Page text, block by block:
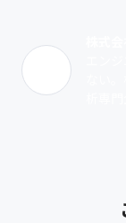
わせたスキルが身に
■BI推進部（一都三